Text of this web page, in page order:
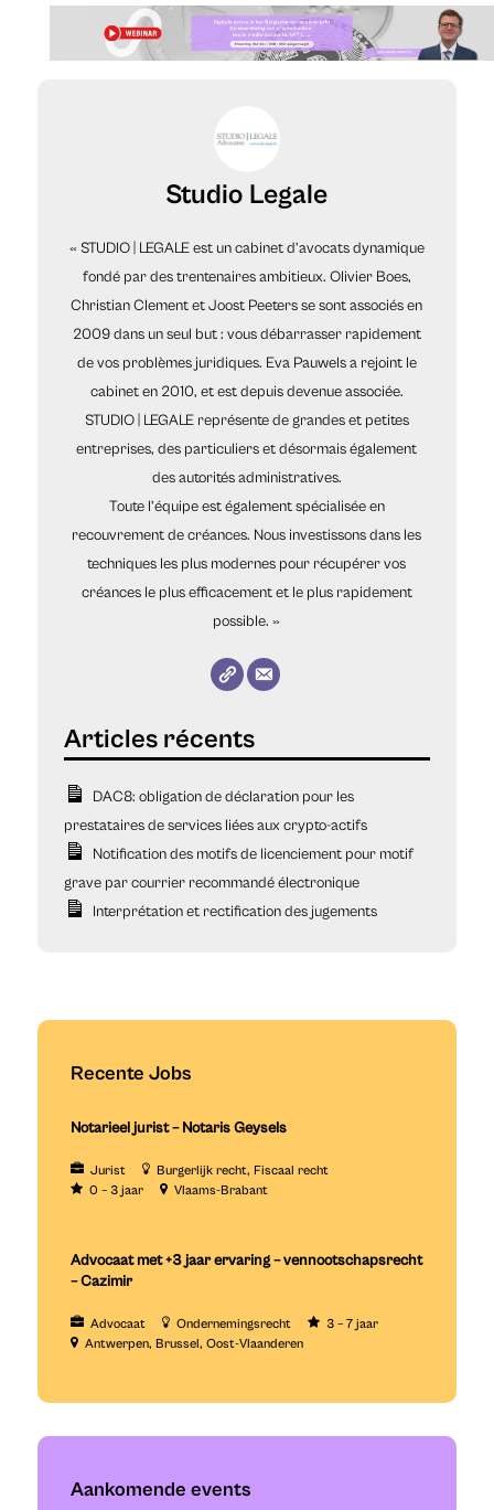
Studio Legale
« STUDIO | LEGALE est un cabinet d’avocats dynamique
fondé par des trentenaires ambitieux. Olivier Boes,
Christian Clement et Joost Peeters se sont associés en
2009 dans un seul but : vous débarrasser rapidement
de vos problèmes juridiques. Eva Pauwels a rejoint le
cabinet en 2010, et est depuis devenue associée.
STUDIO | LEGALE représente de grandes et petites
entreprises, des particuliers et désormais également
des autorités administratives.
Toute l’équipe est également spécialisée en
recouvrement de créances. Nous investissons dans les
techniques les plus modernes pour récupérer vos
créances le plus efficacement et le plus rapidement
possible. »
DAC8: obligation de déclaration pour les
prestataires de services liées aux crypto-actifs
Notification des motifs de licenciement pour motif
grave par courrier recommandé électronique
Interprétation et rectification des jugements
Recente Jobs
Notarieel jurist – Notaris Geysels
Jurist Burgerlijk recht Fiscaal recht
0 – 3 jaar
Vlaams-Brabant
Advocaat met +3 jaar ervaring – vennootschapsrecht
– Cazimir
Advocaat Ondernemingsrecht
3 – 7 jaar
Antwerpen Brussel Oost-Vlaanderen
Aankomende events